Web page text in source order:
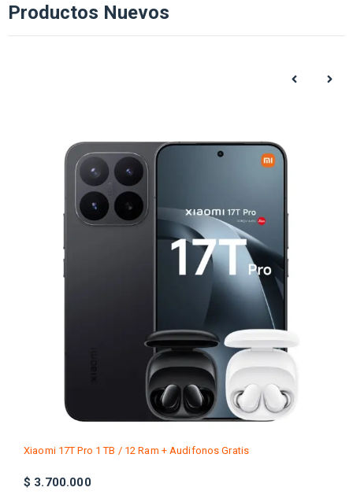
Productos Nuevos
Xiaomi 17 Ultra 512 GB / 16 Ram + Audifonos gratis
$ 5.950.000